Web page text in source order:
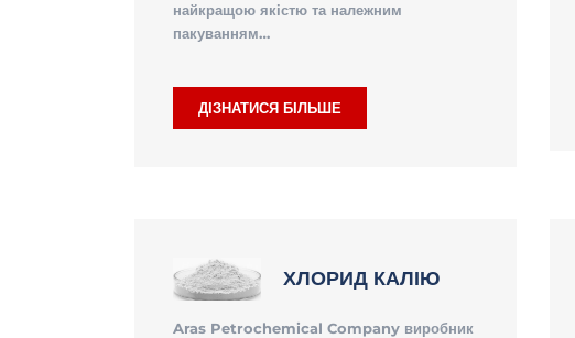
найкращою якістю та належним
пакуванням…
ДІЗНАТИСЯ БІЛЬШЕ
ХЛОРИД КАЛІЮ
Aras Petrochemical Company виробник